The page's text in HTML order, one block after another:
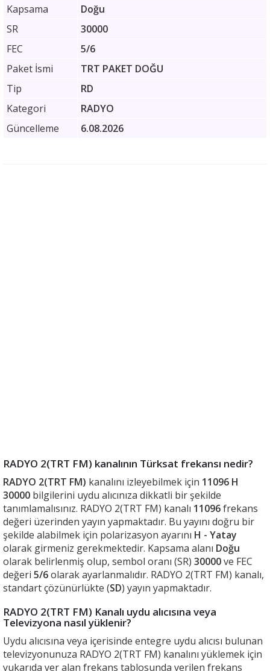
Kapsama
Doğu
SR
30000
FEC
5/6
Paket İsmi
TRT PAKET DOĞU
Tip
RD
Kategori
RADYO
Güncelleme
6.08.2026
RADYO 2(TRT FM) kanalının Türksat frekansı nedir?
RADYO 2(TRT FM) kanalını izleyebilmek için 11096 H
30000 bilgilerini uydu alıcınıza dikkatli bir şekilde
tanımlamalısınız. RADYO 2(TRT FM) kanalı 11096frekans
değeri üzerinden yayın yapmaktadır. Bu yayını doğru bir
şekilde alabilmek için polarizasyon ayarını H - Yatay
olarak girmeniz gerekmektedir. Kapsama alanı Doğu
olarak belirlenmiş olup, sembol oranı (SR) 30000ve FEC
değeri 5/6olarak ayarlanmalıdır. RADYO 2(TRT FM) kanalı,
standart çözünürlükte (SD) yayın yapmaktadır.
RADYO 2(TRT FM) Kanalı uydu alıcısına veya
Televizyona nasıl yüklenir?
Uydu alıcısına veya içerisinde entegre uydu alıcısı bulunan
televizyonunuza RADYO 2(TRT FM) kanalını yüklemek için
yukarıda yer alan frekans tablosunda verilen frekans